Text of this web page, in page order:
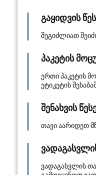
გაყიდვის
შეგიძლიათ
პაკეტის
ერთი პაკეტის
ეტიკეტის
შენახვის
თავი აარიდეთ
ვადაგასვლის